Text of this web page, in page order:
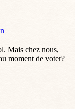
Mais chez nous,
moment de voter?